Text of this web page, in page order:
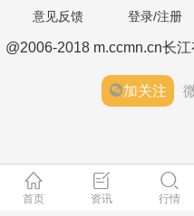
意见反馈 登录/注册
@2006-2018 m.ccmn.cn长
加关注
首页 资讯 行情